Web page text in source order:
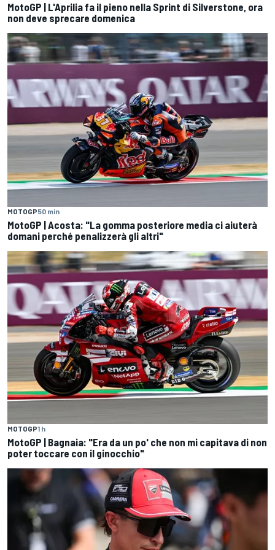
MotoGP | L'Aprilia fa il pieno nella Sprint di Silverstone, ora
non deve sprecare domenica
MOTOGP50 min
MotoGP | Acosta: "La gomma posteriore media ci aiuterà
domani perché penalizzerà gli altri"
MOTOGP1 h
MotoGP | Bagnaia: "Era da un po' che non mi capitava di non
poter toccare con il ginocchio"